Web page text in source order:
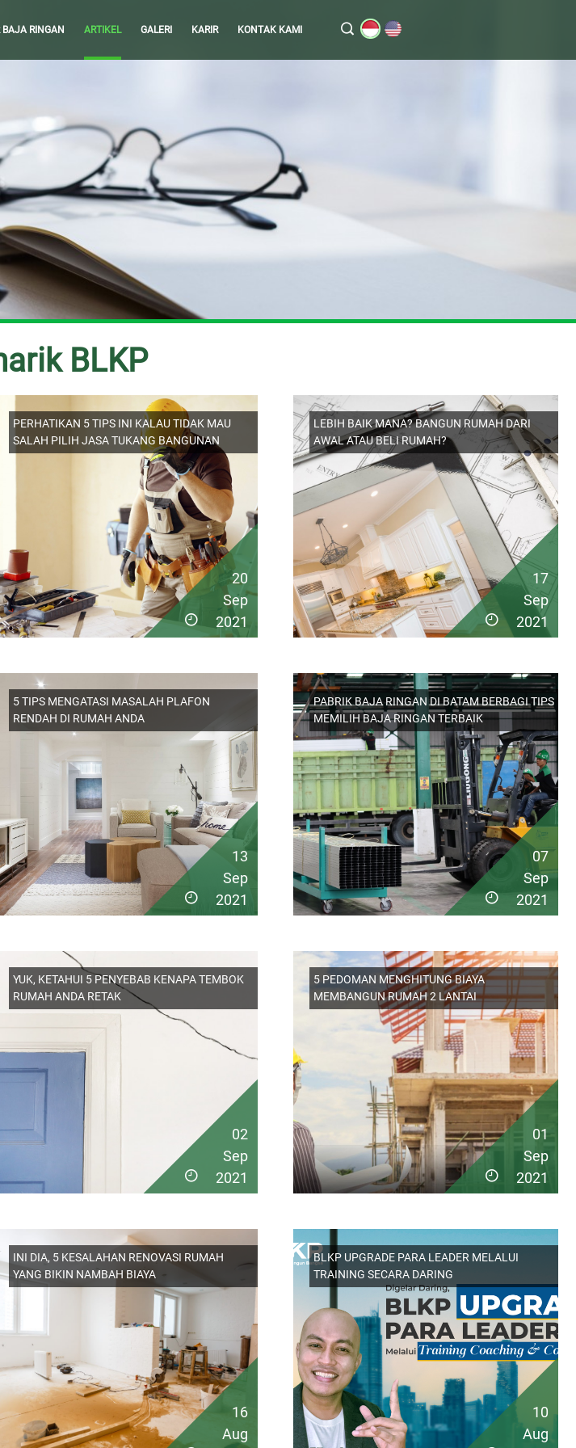
BAJA RINGAN ARTIKEL GALERI KARIR KONTAK KAMI
BLKP
PERHATIKAN 5 TIPS INI KALAU TIDAK MAU
SALAH PILIH JASA TUKANG BANGUNAN
20
Sep
2021
LEBIH BAIK MANA? BANGUN RUMAH DARI
AWAL ATAU BELI RUMAH?
17
Sep
2021
5 TIPS MENGATASI MASALAH PLAFON
RENDAH DI RUMAH ANDA
13
Sep
2021
PABRIK BAJA RINGAN DI BATAM BERBAGI TIPS
MEMILIH BAJA RINGAN TERBAIK
07
Sep
2021
YUK, KETAHUI 5 PENYEBAB KENAPA TEMBOK
RUMAH ANDA RETAK
02
Sep
2021
5 PEDOMAN MENGHITUNG BIAYA
MEMBANGUN RUMAH 2 LANTAI
01
Sep
2021
INI DIA, 5 KESALAHAN RENOVASI RUMAH
YANG BIKIN NAMBAH BIAYA
16
Aug
BLKP UPGRADE PARA LEADER MELALUI
TRAINING SECARA DARING
10
Aug